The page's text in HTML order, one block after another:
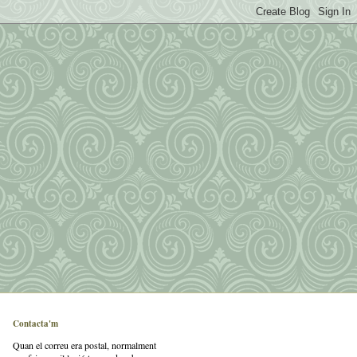
Contacta'm
Quan el correu era postal, normalment